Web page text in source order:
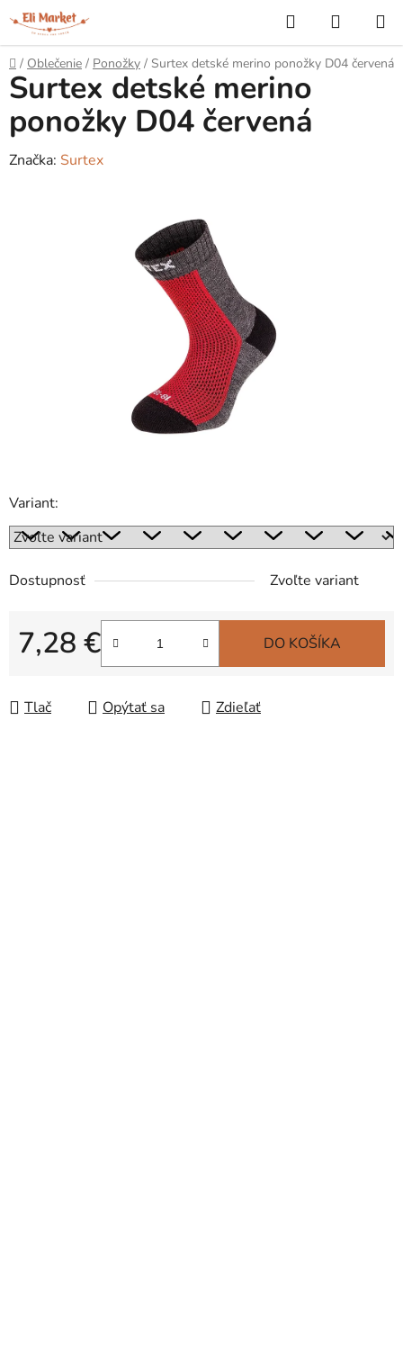
Prejsť
na
obsah
Hľadať
KOŠÍK
Domov
/ Oblečenie / Ponožky / Surtex detské merino ponožky D04 červená
Variant:
Dostupnosť Zvoľte variant
7,28 €
Jednotková cena:
DO KOŠÍKA
Tlač Opýtať sa Zdieľať
Surtex detské merino
ponožky D04 červená
Značka: Surtex